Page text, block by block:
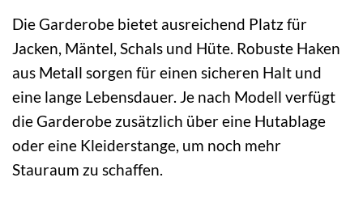
Die Garderobe bietet ausreichend Platz für
Jacken, Mäntel, Schals und Hüte. Robuste Haken
aus Metall sorgen für einen sicheren Halt und
eine lange Lebensdauer. Je nach Modell verfügt
die Garderobe zusätzlich über eine Hutablage
oder eine Kleiderstange, um noch mehr
Stauraum zu schaffen.